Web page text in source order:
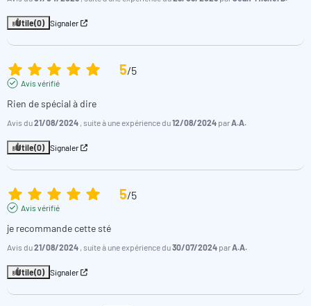
Utile(0) Signaler
5/5
Avis vérifié
Rien de spécial à dire
Avis du21/08/2024 , suite à une expérience du12/08/2024 parA.A.
Utile(0) Signaler
5/5
Avis vérifié
je recommande cette sté
Avis du21/08/2024 , suite à une expérience du30/07/2024 parA.A.
Utile(0) Signaler